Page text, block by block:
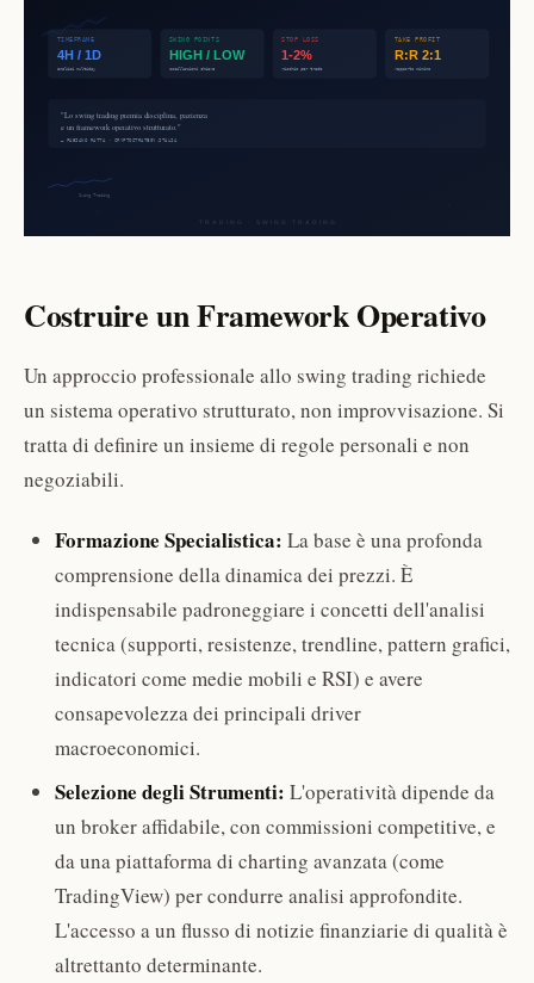
Costruire un Framework Operativo
Un approccio professionale allo swing trading richiede
un sistema operativo strutturato, non improvvisazione. Si
tratta di definire un insieme di regole personali e non
negoziabili.
Formazione Specialistica: La base è una profonda
comprensione della dinamica dei prezzi. È
indispensabile padroneggiare i concetti dell'analisi
tecnica (supporti, resistenze, trendline, pattern grafici,
indicatori come medie mobili e RSI) e avere
consapevolezza dei principali driver
macroeconomici.
Selezione degli Strumenti: L'operatività dipende da
un broker affidabile, con commissioni competitive, e
da una piattaforma di charting avanzata (come
TradingView) per condurre analisi approfondite.
L'accesso a un flusso di notizie finanziarie di qualità è
altrettanto determinante.